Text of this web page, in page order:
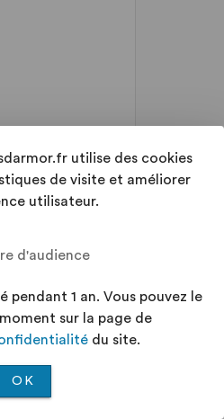
utilise des cookies
de visite et améliorer
utilisateur.
d'audience
pendant 1 an. Vous pouvez le
sur la page de
du site.
OK